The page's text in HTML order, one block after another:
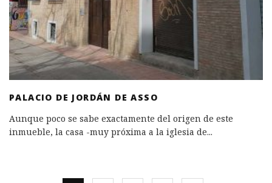
PALACIO DE JORDÁN DE ASSO
Aunque poco se sabe exactamente del origen de este
inmueble, la casa -muy próxima a la iglesia de...